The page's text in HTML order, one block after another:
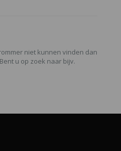
niet kunnen vinden dan
u op zoek naar bijv.